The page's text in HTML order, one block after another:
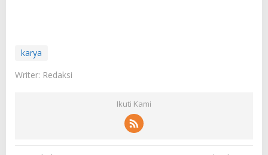
karya
Writer: Redaksi
Ikuti Kami